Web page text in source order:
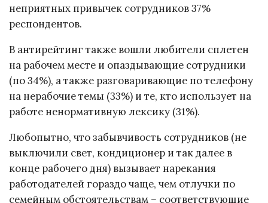
неприятных привычек сотрудников 37%
респондентов.
В антирейтинг также вошли любители сплетен
на рабочем месте и опаздывающие сотрудники
(по 34%), а также разговаривающие по телефону
на нерабочие темы (33%) и те, кто использует на
работе ненормативную лексику (31%).
Любопытно, что забывчивость сотрудников (не
выключили свет, кондиционер и так далее в
конце рабочего дня) вызывает нарекания
работодателей гораздо чаще, чем отлучки по
семейным обстоятельствам – соответствующие